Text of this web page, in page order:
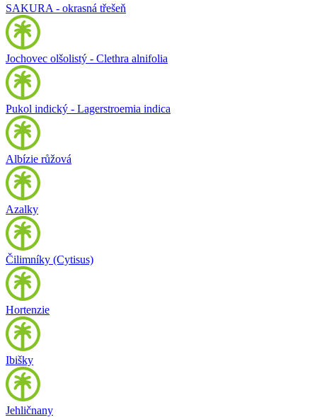
SAKURA - okrasná třešeň
Jochovec olšolistý - Clethra alnifolia
Pukol indický - Lagerstroemia indica
Albízie růžová
Azalky
Čilimníky (Cytisus)
Hortenzie
Ibišky
Jehličnany